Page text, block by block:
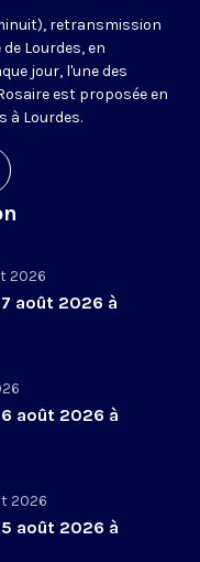
retransmission
Lourdes, en
jour, l'une des
est proposée en
à Lourdes.
2026
août 2026 à
août 2026 à
2026
août 2026 à